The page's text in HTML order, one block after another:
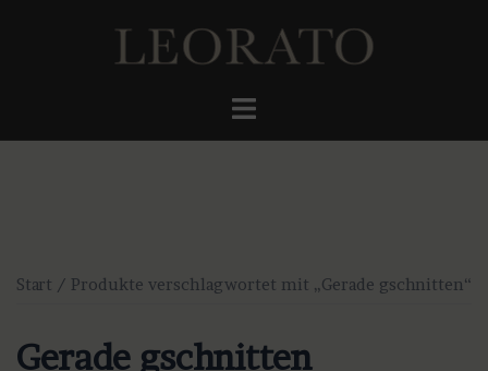
Menü
Start / Produkte verschlagwortet mit „Gerade gschnitten“
Gerade gschnitten